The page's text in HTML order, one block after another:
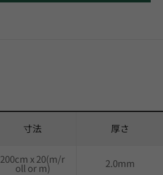
寸法 厚さ
200cm x 20(m/r
oll or m) 2.0mm